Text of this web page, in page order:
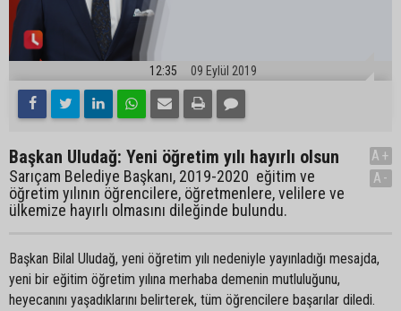
12:35 09 Eylül 2019
Başkan Uludağ: Yeni öğretim yılı hayırlı olsun
Sarıçam Belediye Başkanı, 2019-2020 eğitim ve
öğretim yılının öğrencilere, öğretmenlere, velilere ve
ülkemize hayırlı olmasını dileğinde bulundu.
A+
A-
Başkan Bilal Uludağ, yeni öğretim yılı nedeniyle yayınladığı mesajda,
yeni bir eğitim öğretim yılına merhaba demenin mutluluğunu,
heyecanını yaşadıklarını belirterek, tüm öğrencilere başarılar diledi.